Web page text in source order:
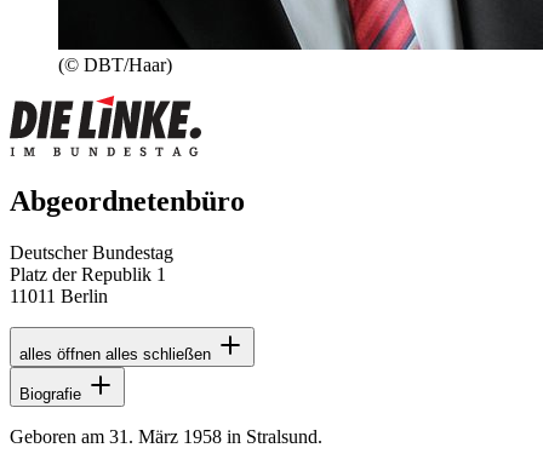
(© DBT/Haar)
Abgeordnetenbüro
Deutscher Bundestag
Platz der Republik 1
11011 Berlin
alles öffnen alles schließen
Biografie
Geboren am 31. März 1958 in Stralsund.